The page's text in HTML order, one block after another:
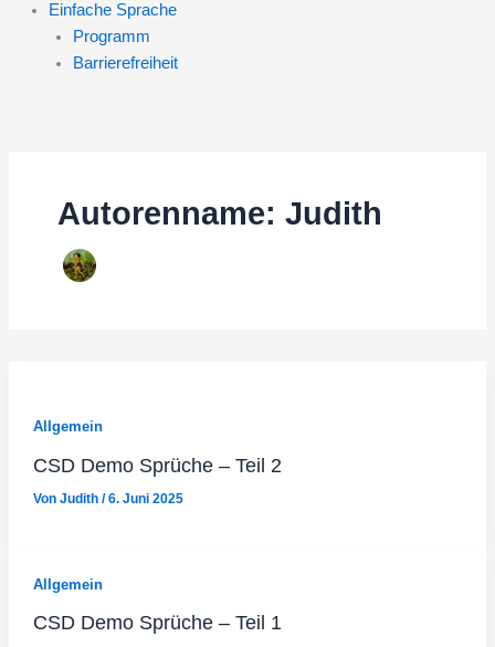
Einfache Sprache
Programm
Barrierefreiheit
Autorenname: Judith
Allgemein
CSD Demo Sprüche – Teil 2
Von Judith /6. Juni 2025
Allgemein
CSD Demo Sprüche – Teil 1